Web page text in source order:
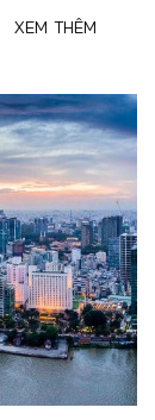
XEM THÊM